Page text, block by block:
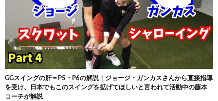
GGスイングの肝＝P5・P6の解説｜ジョージ・ガンカスさんから直接指導
を受け、日本でもこのスイングを拡げてほしいと言われて活動中の藤本
コーチが解説